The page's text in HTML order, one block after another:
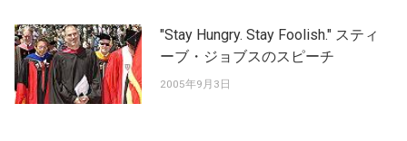
"Stay Hungry. Stay Foolish." スティ
ーブ・ジョブスのスピーチ
2005年9月3日